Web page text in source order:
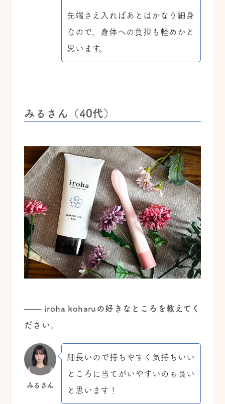
先端さえ入ればあとはかなり細身
なので、身体への負担も軽めかと
思います。
みるさん（40代）
—— iroha koharuの好きなところを教えてく
ださい。
みるさん
細長いので持ちやすく気持ちいい
ところに当てがいやすいのも良い
と思います！